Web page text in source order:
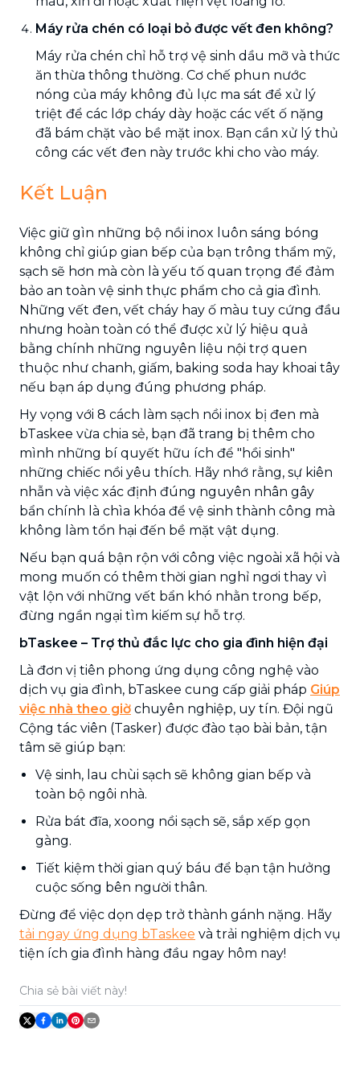
Máy rửa chén có loại bỏ được vết đen không?
Máy rửa chén chỉ hỗ trợ vệ sinh dầu mỡ và thức
ăn thừa thông thường. Cơ chế phun nước
nóng của máy không đủ lực ma sát để xử lý
triệt để các lớp cháy dày hoặc các vết ố nặng
đã bám chặt vào bề mặt inox. Bạn cần xử lý thủ
công các vết đen này trước khi cho vào máy.
Kết Luận
Việc giữ gìn những bộ nồi inox luôn sáng bóng
không chỉ giúp gian bếp của bạn trông thẩm mỹ,
sạch sẽ hơn mà còn là yếu tố quan trọng để đảm
bảo an toàn vệ sinh thực phẩm cho cả gia đình.
Những vết đen, vết cháy hay ố màu tuy cứng đầu
nhưng hoàn toàn có thể được xử lý hiệu quả
bằng chính những nguyên liệu nội trợ quen
thuộc như chanh, giấm, baking soda hay khoai tây
nếu bạn áp dụng đúng phương pháp.
Hy vọng với 8 cách làm sạch nồi inox bị đen mà
bTaskee vừa chia sẻ, bạn đã trang bị thêm cho
mình những bí quyết hữu ích để "hồi sinh"
những chiếc nồi yêu thích. Hãy nhớ rằng, sự kiên
nhẫn và việc xác định đúng nguyên nhân gây
bẩn chính là chìa khóa để vệ sinh thành công mà
không làm tổn hại đến bề mặt vật dụng.
Nếu bạn quá bận rộn với công việc ngoài xã hội và
mong muốn có thêm thời gian nghỉ ngơi thay vì
vật lộn với những vết bẩn khó nhằn trong bếp,
đừng ngần ngại tìm kiếm sự hỗ trợ.
bTaskee – Trợ thủ đắc lực cho gia đình hiện đại
Là đơn vị tiên phong ứng dụng công nghệ vào
dịch vụ gia đình, bTaskee cung cấp giải pháp Giúp
việc nhà theo giờ chuyên nghiệp, uy tín. Đội ngũ
Cộng tác viên (Tasker) được đào tạo bài bản, tận
tâm sẽ giúp bạn:
Vệ sinh, lau chùi sạch sẽ không gian bếp và
toàn bộ ngôi nhà.
Rửa bát đĩa, xoong nồi sạch sẽ, sắp xếp gọn
gàng.
Tiết kiệm thời gian quý báu để bạn tận hưởng
cuộc sống bên người thân.
Đừng để việc dọn dẹp trở thành gánh nặng. Hãy
tải ngay ứng dụng bTaskee và trải nghiệm dịch vụ
tiện ích gia đình hàng đầu ngay hôm nay!
Chia sẻ bài viết này!